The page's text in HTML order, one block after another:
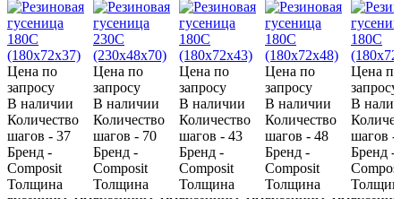
Цена по
запросу
В наличии
Количество
шагов - 37
Бренд -
Composit
Толщина
Цена по
запросу
В наличии
Количество
шагов - 70
Бренд -
Composit
Толщина
Цена по
запросу
В наличии
Количество
шагов - 43
Бренд -
Composit
Толщина
Цена по
запросу
В наличии
Количество
шагов - 48
Бренд -
Composit
Толщина
Цена по
запросу
В
шагов -
Бренд -